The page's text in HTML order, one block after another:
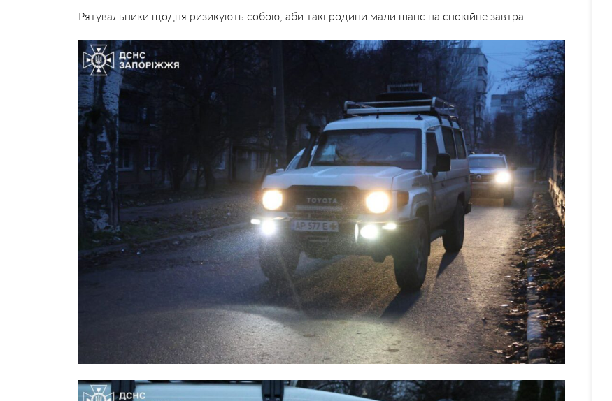
Рятувальники щодня ризикують собою, аби такі родини мали шанс на спокійне завтра.